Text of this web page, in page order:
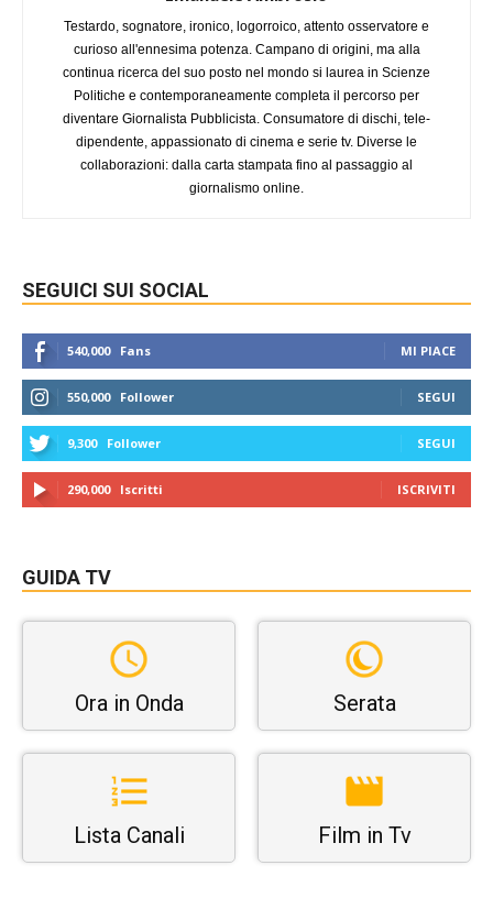
Testardo, sognatore, ironico, logorroico, attento osservatore e
curioso all'ennesima potenza. Campano di origini, ma alla
continua ricerca del suo posto nel mondo si laurea in Scienze
Politiche e contemporaneamente completa il percorso per
diventare Giornalista Pubblicista. Consumatore di dischi, tele-
dipendente, appassionato di cinema e serie tv. Diverse le
collaborazioni: dalla carta stampata fino al passaggio al
giornalismo online.
SEGUICI SUI SOCIAL
540,000 Fans MI PIACE
550,000 Follower SEGUI
9,300 Follower SEGUI
290,000 Iscritti ISCRIVITI
GUIDA TV
Ora in Onda Serata
Lista Canali Film in Tv